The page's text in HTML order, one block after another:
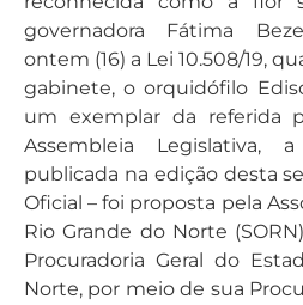
governadora Fátima
ontem (16) a Lei 10.508/19,
gabinete, o orquidófilo
um exemplar da referida
Assembleia Legislativa,
publicada na edição desta
Oficial – foi proposta pela
Rio Grande do Norte
Procuradoria Geral do
Norte, por meio de sua